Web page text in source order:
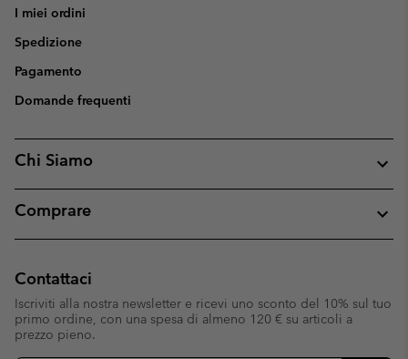
I miei ordini
Spedizione
Pagamento
Domande frequenti
Chi Siamo
Comprare
Contattaci
Iscriviti alla nostra newsletter e ricevi uno sconto del 10% sul tuo
primo ordine, con una spesa di almeno 120 € su articoli a
prezzo pieno.